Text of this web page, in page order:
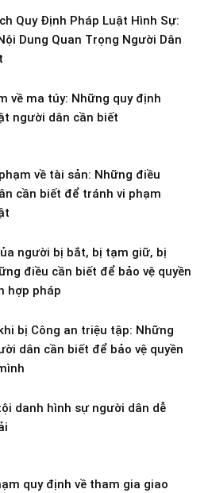
Quy Định Pháp Luật Hình Sự:
Dung Quan Trọng Người Dân
về ma túy: Những quy định
người dân cần biết
về tài sản: Những điều
cần biết để tránh vi phạm
người bị bắt, bị tạm giữ, bị
điều cần biết để bảo vệ quyền
hợp pháp
bị Công an triệu tập: Những
dân cần biết để bảo vệ quyền
danh hình sự người dân dễ
quy định về tham gia giao